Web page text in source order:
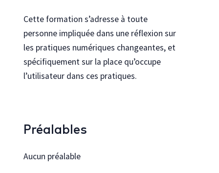
Cette formation s’adresse à toute
personne impliquée dans une réflexion sur
les pratiques numériques changeantes, et
spécifiquement sur la place qu’occupe
l’utilisateur dans ces pratiques.
Préalables
Aucun préalable